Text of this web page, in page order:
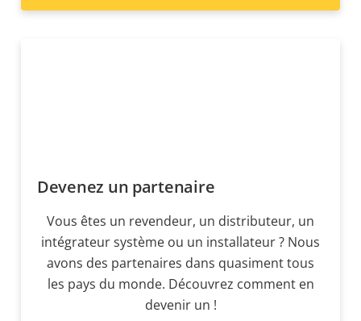
Devenez un partenaire
Vous êtes un revendeur, un distributeur, un
intégrateur système ou un installateur ? Nous
avons des partenaires dans quasiment tous
les pays du monde. Découvrez comment en
devenir un !